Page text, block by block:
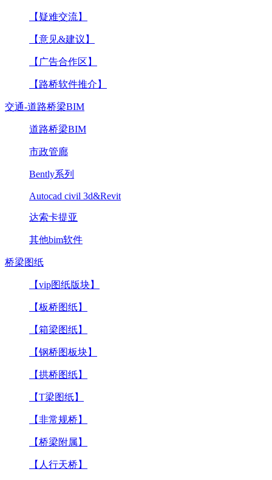
【疑难交流】
【意见&建议】
【广告合作区】
【路桥软件推介】
交通-道路桥梁BIM
道路桥梁BIM
市政管廊
Bently系列
Autocad civil 3d&Revit
达索卡提亚
其他bim软件
桥梁图纸
【vip图纸版块】
【板桥图纸】
【箱梁图纸】
【钢桥图板块】
【拱桥图纸】
【T梁图纸】
【非常规桥】
【桥梁附属】
【人行天桥】